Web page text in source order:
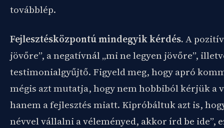
továbblép.
Fejlesztésközpontú mindegyik kérdés.A
jövőre”, a negatívnál „mi ne legyen jövőre”,
testimonialgyűjtő. Figyeld meg, hogy apró
mégis azt mutatja, hogy nem hobbiból kérjük a
hanem a fejlesztés miatt. Kipróbáltuk azt is,
névvel vállalni a véleményed, akkor írd be ide”,